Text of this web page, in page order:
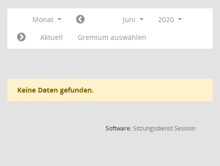
Monat Juni
2020
Aktuell
Gremium auswählen
Keine Daten gefunden.
Software:SitzungsdienstSession(Wird in